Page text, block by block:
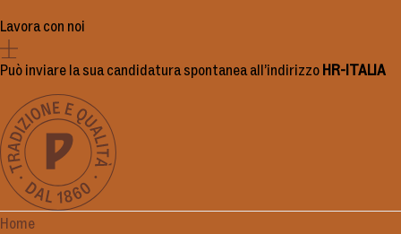
Lavora con noi
Può inviare la sua candidatura spontanea all’indirizzo HR-ITALIA
Home